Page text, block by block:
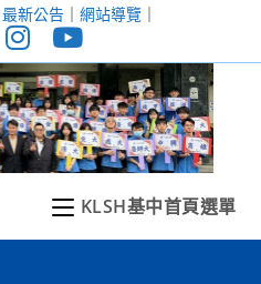
最新公告｜ 網站導覽｜
KLSH基中首頁選單